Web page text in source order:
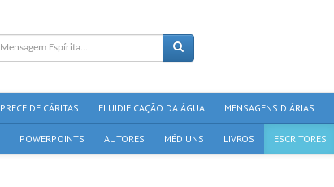
PRECE DE CÁRITAS FLUIDIFICAÇÃO DA ÁGUA MENSAGENS DIÁRIAS
POWERPOINTS AUTORES MÉDIUNS LIVROS ESCRITORES